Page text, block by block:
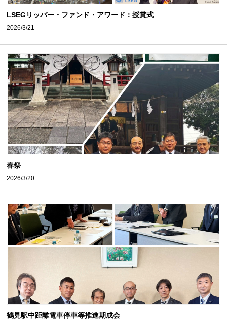
LSEGリッパー・ファンド・アワード：授賞式
2026/3/21
春祭
2026/3/20
鶴見駅中距離電車停車等推進期成会